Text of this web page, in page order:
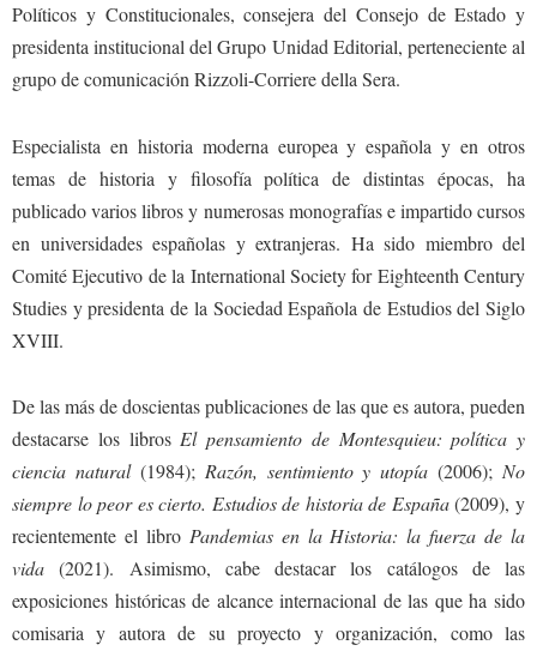
Políticos y Constitucionales, consejera del Consejo de Estado y
presidenta institucional del Grupo Unidad Editorial, perteneciente al
grupo de comunicación Rizzoli-Corriere della Sera.
Especialista en historia moderna europea y española y en otros
temas de historia y filosofía política de distintas épocas, ha
publicado varios libros y numerosas monografías e impartido cursos
en universidades españolas y extranjeras. Ha sido miembro del
Comité Ejecutivo de la International Society for Eighteenth Century
Studies y presidenta de la Sociedad Española de Estudios del Siglo
XVIII.
De las más de doscientas publicaciones de las que es autora, pueden
destacarse los librosEl pensamiento de Montesquieu: política y
ciencia natural(1984); Razón, sentimiento y utopía (2006); No
siempre lo peor es cierto. Estudios de historia de España(2009), y
recientemente el libro Pandemias en la Historia: la fuerza de la
vida (2021). Asimismo, cabe destacar los catálogos de las
exposiciones históricas de alcance internacional de las que ha sido
comisaria y autora de su proyecto y organización, como las